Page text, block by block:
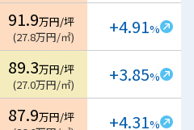
91.9万円/坪
(27.8万円/㎡) +4.91%
89.3万円/坪
(27.0万円/㎡) +3.85%
87.9万円/坪
+4.31%